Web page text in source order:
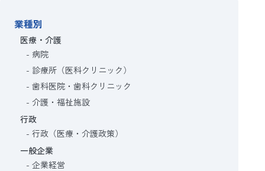
業種別
医療・介護
病院
診療所（医科クリニック）
歯科医院・歯科クリニック
介護・福祉施設
行政
行政（医療・介護政策）
一般企業
企業経営